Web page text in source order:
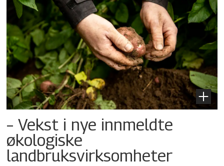
– Vekst i nye innmeldte
økologiske
landbruksvirksomheter